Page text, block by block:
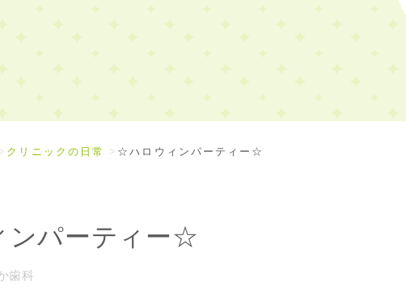
クリニックの日常 ☆ハロウィンパーティー☆
パーティー☆
歯科